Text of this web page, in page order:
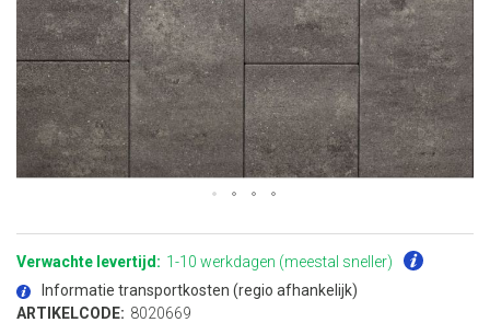
naar
begin
de
afbeeldingen-
Verwachte levertijd: 1-10 werkdagen (meestal sneller)
Informatie transportkosten (regio afhankelijk)
ARTIKELCODE: 8020669